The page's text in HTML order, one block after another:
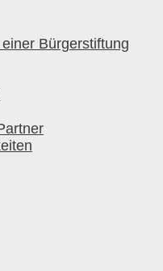
Bürgerstiftung